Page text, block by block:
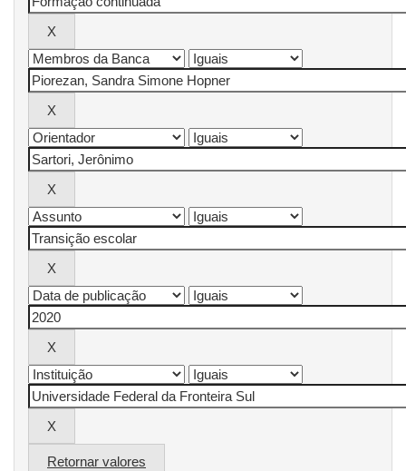
Retornar valores